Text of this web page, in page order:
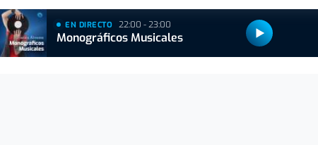
EN DIRECTO 22:00 - 23:00
Monográficos Musicales